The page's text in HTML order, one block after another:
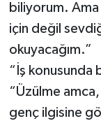
biliyorum.
için değil
okuyacağım.”
“İş konusunda
“Üzülme
genç ilgisine